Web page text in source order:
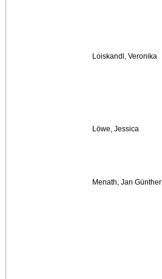
Loiskandl, Veronika
Löwe, Jessica
Menath, Jan Günther